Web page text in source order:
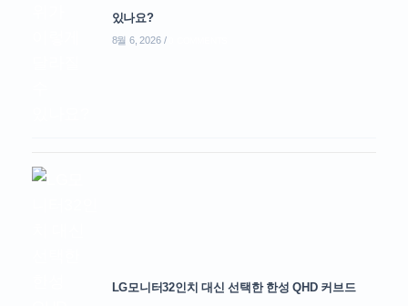
있나요?
8월 6, 2026 /
LG모니터32인치 대신 선택한 한성 QHD 커브드